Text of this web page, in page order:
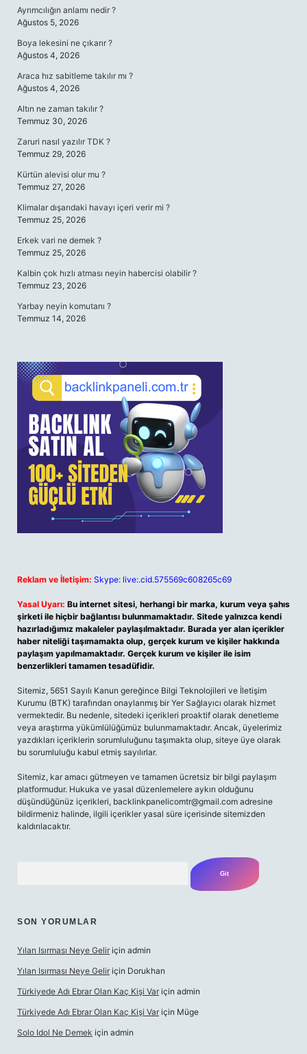
Ayrımcılığın anlamı nedir ?
Ağustos 5, 2026
Boya lekesini ne çıkarır ?
Ağustos 4, 2026
Araca hız sabitleme takılır mı ?
Ağustos 4, 2026
Altın ne zaman takılır ?
Temmuz 30, 2026
Zaruri nasıl yazılır TDK ?
Temmuz 29, 2026
Kürtün alevisi olur mu ?
Temmuz 27, 2026
Klimalar dışarıdaki havayı içeri verir mi ?
Temmuz 25, 2026
Erkek vari ne demek ?
Temmuz 25, 2026
Kalbin çok hızlı atması neyin habercisi olabilir ?
Temmuz 23, 2026
Yarbay neyin komutanı ?
Temmuz 14, 2026
Reklam ve İletişim: Skype: live:.cid.575569c608265c69
Yasal Uyarı: Bu internet sitesi, herhangi bir marka, kurum veya şahıs
şirketi ile hiçbir bağlantısı bulunmamaktadır. Sitede yalnızca kendi
hazırladığımız makaleler paylaşılmaktadır. Burada yer alan içerikler
haber niteliği taşımamakta olup, gerçek kurum ve kişiler hakkında
paylaşım yapılmamaktadır. Gerçek kurum ve kişiler ile isim
benzerlikleri tamamen tesadüfidir.
Sitemiz, 5651 Sayılı Kanun gereğince Bilgi Teknolojileri ve İletişim
Kurumu (BTK) tarafından onaylanmış bir Yer Sağlayıcı olarak hizmet
vermektedir. Bu nedenle, sitedeki içerikleri proaktif olarak denetleme
veya araştırma yükümlülüğümüz bulunmamaktadır. Ancak, üyelerimiz
yazdıkları içeriklerin sorumluluğunu taşımakta olup, siteye üye olarak
bu sorumluluğu kabul etmiş sayılırlar.
Sitemiz, kar amacı gütmeyen ve tamamen ücretsiz bir bilgi paylaşım
platformudur. Hukuka ve yasal düzenlemelere aykırı olduğunu
düşündüğünüz içerikleri, backlinkpanelicomtr@gmail.com adresine
bildirmeniz halinde, ilgili içerikler yasal süre içerisinde sitemizden
kaldırılacaktır.
SON YORUMLAR
Yılan Isırması Neye Gelir için admin
Yılan Isırması Neye Gelir için Dorukhan
Türkiyede Adı Ebrar Olan Kaç Kişi Var için admin
Türkiyede Adı Ebrar Olan Kaç Kişi Var için Müge
Solo Idol Ne Demek için admin